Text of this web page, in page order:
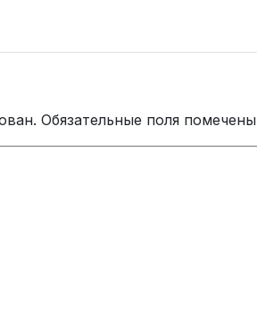
Обязательные поля помечены